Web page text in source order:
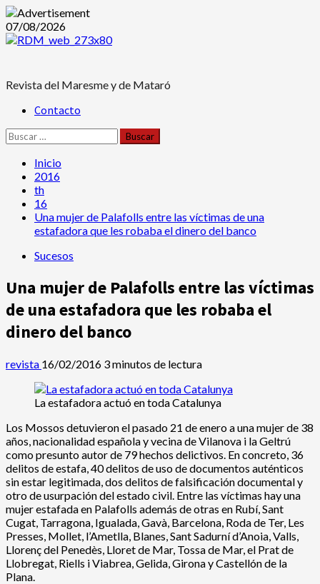
Saltar
al
07/08/2026
Revista del Maresme y de Mataró
Menú Contacto
Buscar:
Inicio
2016
th
16
Una mujer de Palafolls entre las víctimas de una
estafadora que les robaba el dinero del banco
Sucesos
Una mujer de Palafolls entre las víctimas
de una estafadora que les robaba el
dinero del banco
revista 16/02/2016 3 minutos de lectura
La estafadora actuó en toda Catalunya
Los Mossos detuvieron el pasado 21 de enero a una mujer de 38
años, nacionalidad española y vecina de Vilanova i la Geltrú
como presunto autor de 79 hechos delictivos. En concreto, 36
delitos de estafa, 40 delitos de uso de documentos auténticos
sin estar legitimada, dos delitos de falsificación documental y
otro de usurpación del estado civil. Entre las víctimas hay una
mujer estafada en Palafolls además de otras en Rubí, Sant
Cugat, Tarragona, Igualada, Gavà, Barcelona, ​​Roda de Ter, Les
Presses, Mollet, l’Ametlla, Blanes, Sant Sadurní d’Anoia, Valls,
Llorenç del Penedès, Lloret de Mar, Tossa de Mar, el Prat de
Llobregat, Riells i Viabrea, Gelida, Girona y Castellón de la
Plana.